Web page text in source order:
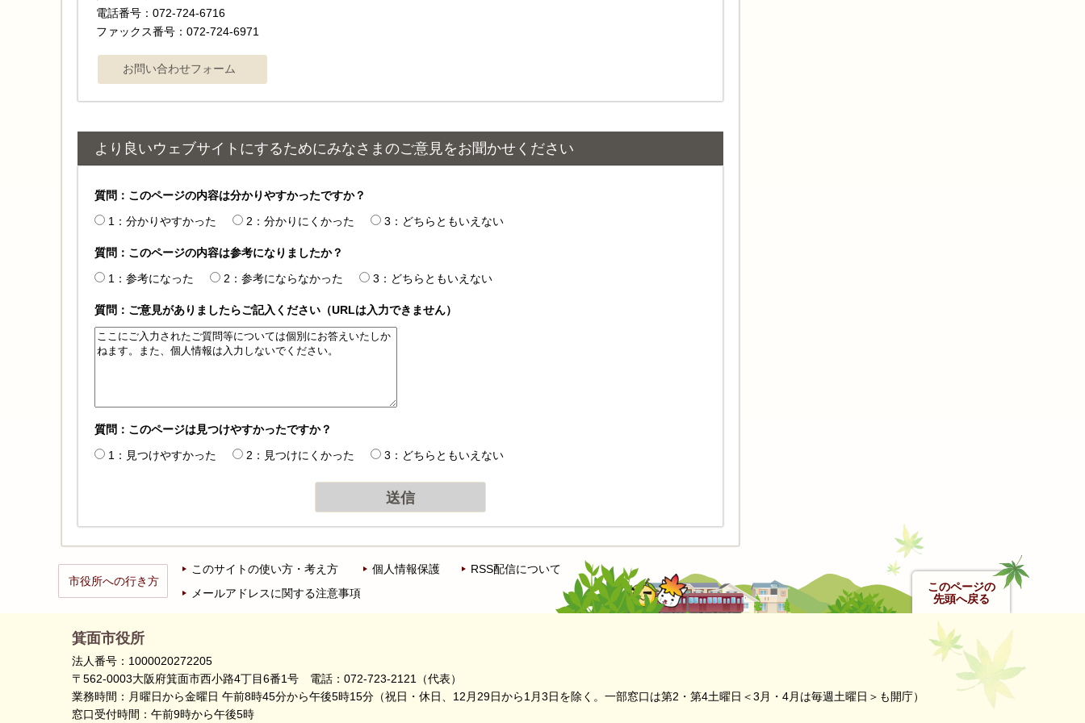
電話番号：072-724-6716
ファックス番号：072-724-6971
より良いウェブサイトにするためにみなさまのご意見をお聞かせください
質問：このページの内容は分かりやすかったですか？
1：分かりやすかった
2：分かりにくかった 3：どちらともいえない
質問：このページの内容は参考になりましたか？
1：参考になった
2：参考にならなかった 3：どちらともいえない
質問：ご意見がありましたらご記入ください（URLは入力できません）
質問：このページは見つけやすかったですか？
1：見つけやすかった
2：見つけにくかった 3：どちらともいえない
このページの
先頭へ戻る
市役所への行き方
このサイトの使い方・考え方 個人情報保護
RSS配信について
メールアドレスに関する注意事項
箕面市役所
法人番号：1000020272205
〒562-0003大阪府箕面市西小路4丁目6番1号 電話：072-723-2121（代表）
業務時間：月曜日から金曜日 午前8時45分から午後5時15分 （祝日・休日、12月29日から1月3日を除く。 一部窓口は第2・第4土曜日＜3月・4月は毎週土曜日＞も開庁）
窓口受付時間：午前9時から午後5時